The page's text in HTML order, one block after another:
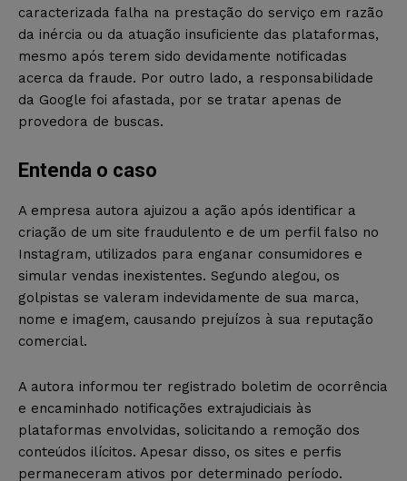
caracterizada falha na prestação do serviço em razão
da inércia ou da atuação insuficiente das plataformas,
mesmo após terem sido devidamente notificadas
acerca da fraude. Por outro lado, a responsabilidade
da Google foi afastada, por se tratar apenas de
provedora de buscas.
Entenda o caso
A empresa autora ajuizou a ação após identificar a
criação de um site fraudulento e de um perfil falso no
Instagram, utilizados para enganar consumidores e
simular vendas inexistentes. Segundo alegou, os
golpistas se valeram indevidamente de sua marca,
nome e imagem, causando prejuízos à sua reputação
comercial.
A autora informou ter registrado boletim de ocorrência
e encaminhado notificações extrajudiciais às
plataformas envolvidas, solicitando a remoção dos
conteúdos ilícitos. Apesar disso, os sites e perfis
permaneceram ativos por determinado período.